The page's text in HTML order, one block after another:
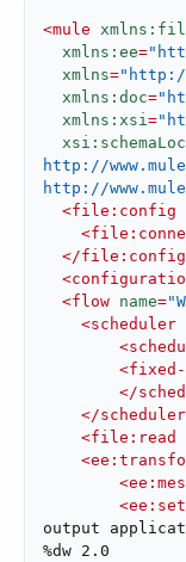
<mule
xmlns:ee=
xmlns="http://
xmlns:doc=
xmlns:xsi=
http://
http://
<file:config
<
</file:config
<
<flow name=
<scheduler
<
<fixed-
</
</scheduler
<file:read
<
<
<
output
%dw 2.0